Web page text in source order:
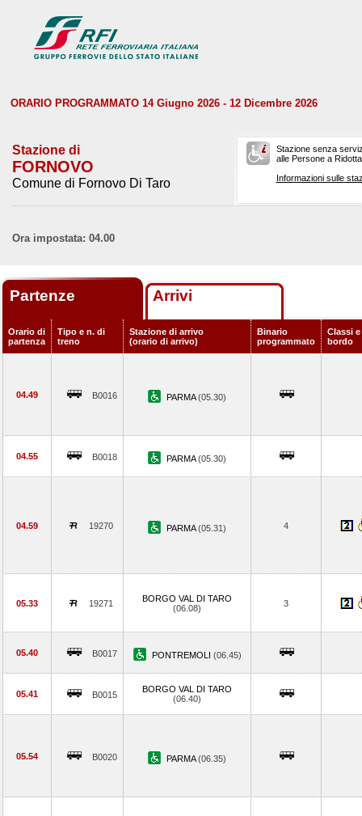
ORARIO PROGRAMMATO 14 Giugno 2026 - 12 Dicembre 2026
Stazione di
FORNOVO
Comune di Fornovo Di Taro
Stazione senza
alle Persone a
Informazioni sulle
Ora impostata: 04.00
Partenze Arrivi
Orario di
partenza
Tipo e n. di
treno
Stazione di arrivo
(orario di arrivo)
Binario
programmato
Classi
bordo
04.49 B0016 PARMA(05.30)
04.55 B0018 PARMA(05.30)
04.59 19270 PARMA(05.31) 4
05.33 19271
BORGO VAL DI TARO
(06.08)
3
05.40 B0017 PONTREMOLI (06.45)
05.41 B0015
BORGO VAL DI TARO
(06.40)
05.54 B0020 PARMA(06.35)